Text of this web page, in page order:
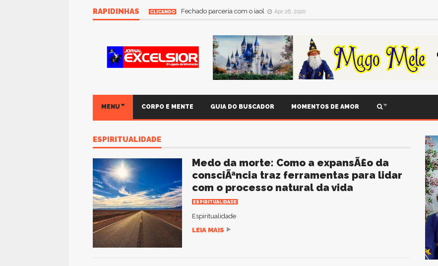
RAPIDINHAS CLICANDO Fechado parceria com o iaol Apr 26, 2020
MENU CORPO E MENTE GUIA DO BUSCADOR MOMENTOS DE AMOR
ESPIRITUALIDADE
Medo da morte: Como a expansÃ£o da
consciÃªncia traz ferramentas para lidar
com o processo natural da vida
ESPIRITUALIDADE
Espiritualidade
LEIA MAIS